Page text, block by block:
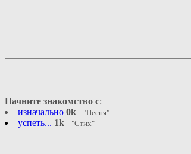
Начните знакомство с:
изначально 0k "Песня"
успеть... 1k "Стих"